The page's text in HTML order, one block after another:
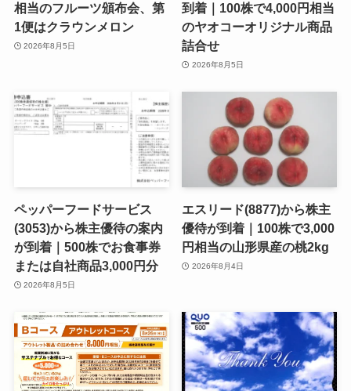
相当のフルーツ頒布会、第
1便はクラウンメロン
2026年8月5日
到着｜100株で4,000円相当
のヤオコーオリジナル商品
詰合せ
2026年8月5日
ペッパーフードサービス
(3053)から株主優待の案内
が到着｜500株でお食事券
または自社商品3,000円分
2026年8月5日
エスリード(8877)から株主
優待が到着｜100株で3,000
円相当の山形県産の桃2kg
2026年8月4日